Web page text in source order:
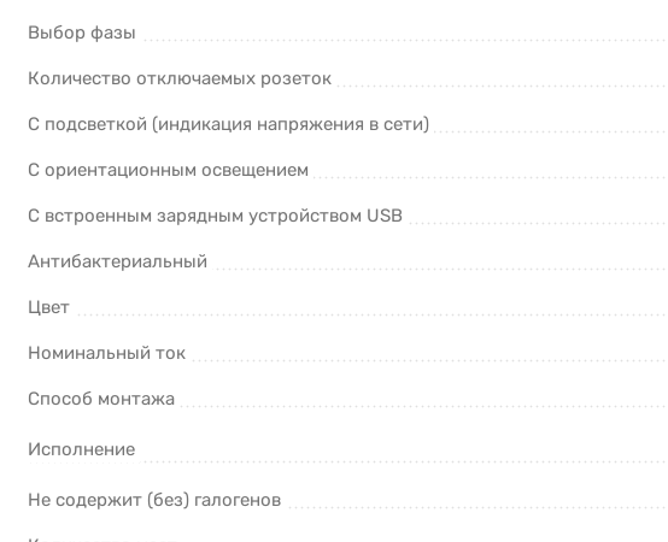
Выбор фазы
Количество отключаемых розеток
С подсветкой (индикация напряжения в сети)
С ориентационным освещением
С встроенным зарядным устройством USB
Антибактериальный
Цвет
Номинальный ток
Способ монтажа
Исполнение
Не содержит (без) галогенов